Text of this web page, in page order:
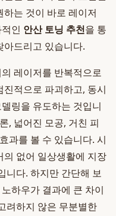
는 것이 바로 레이저
인 안산 토닝 추천을 통
드리고 있습니다.
레이저를 반복적으로
적으로 파괴하고, 동시
링을 유도하는 것입니
, 넓어진 모공, 거친 피
과를 볼 수 있습니다. 시
없어 일상생활에 지장
니다. 하지만 간단해 보
하우가 결과에 큰 차이
려하지 않은 무분별한